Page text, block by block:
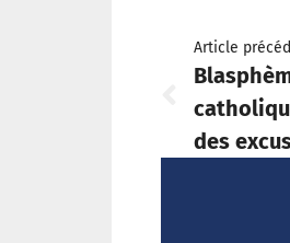
Article
des